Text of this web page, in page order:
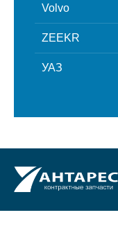
Volvo
ZEEKR
УАЗ